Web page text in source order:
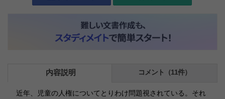
内容説明 コメント（11件）
近年、児童の人権についてとりわけ問題視されている。それ